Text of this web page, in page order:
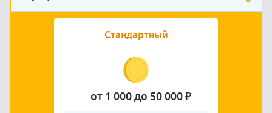
Стандартный
от 1 000 до 50 000 ₽